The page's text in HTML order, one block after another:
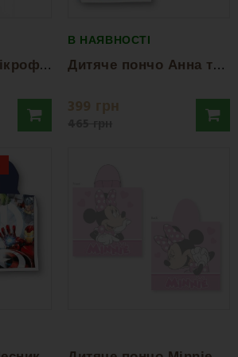
Б
ілий халат з мікрофібри FARO
В НАЯВНОСТІ
Д
итяче пончо Анна та Ельза FARO
399 грн